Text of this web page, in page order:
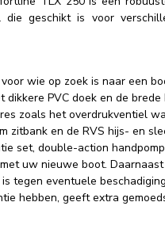
geschikt is voor
wie op zoek is naar een
PVC doek en de
zoals het overdrukventiel
zitbank en de RVS hijs- en
set, double-action
uw nieuwe boot.
tegen eventuele
hebben, geeft extra